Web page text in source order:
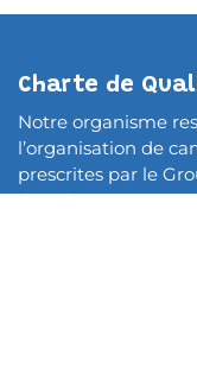
Charte de
Notre organisme
l’organisation de
prescrites par le
dans les